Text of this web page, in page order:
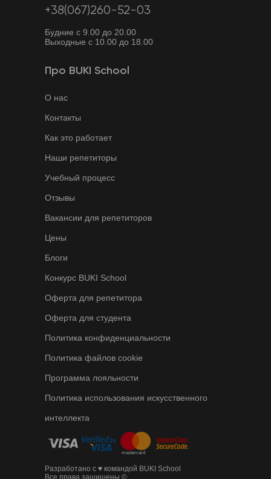
+38(067)260-52-03
Будние с 9.00 до 20.00
Выходные с 10.00 до 18.00
Про BUKI School
О нас
Контакты
Как это работает
Наши репетиторы
Учебный процесс
Отзывы
Вакансии для репетиторов
Цены
Блоги
Конкурс BUKI School
Оферта для репетитора
Оферта для студента
Политика конфиденциальности
Политика файлов cookie
Программа лояльности
Политика использования искусственного
интеллекта
Разработано с ♥ командой BUKI School
Все права защищены ©